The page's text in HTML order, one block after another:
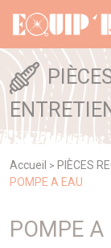
Accueil > PIÈCES
POMPE A EAU
POMPE A
Panneau de